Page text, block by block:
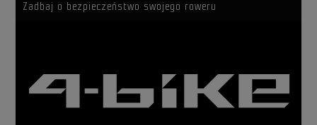
Zadbaj o bezpieczeństwo swojego roweru